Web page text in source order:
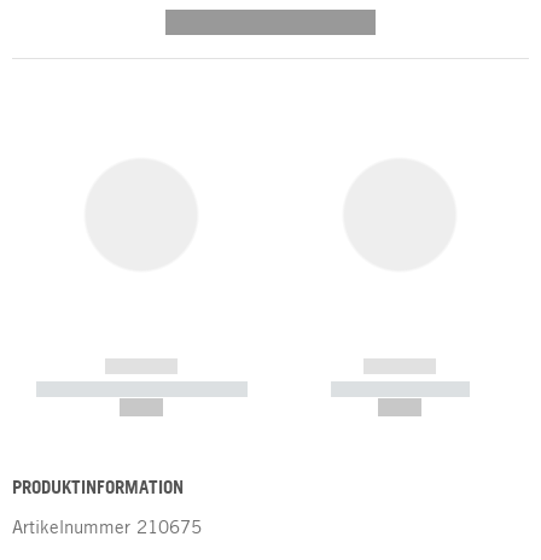
------------
----------- ----------- -----------
------------
----------- -----------
PRODUKTINFORMATION
Artikelnummer 210675